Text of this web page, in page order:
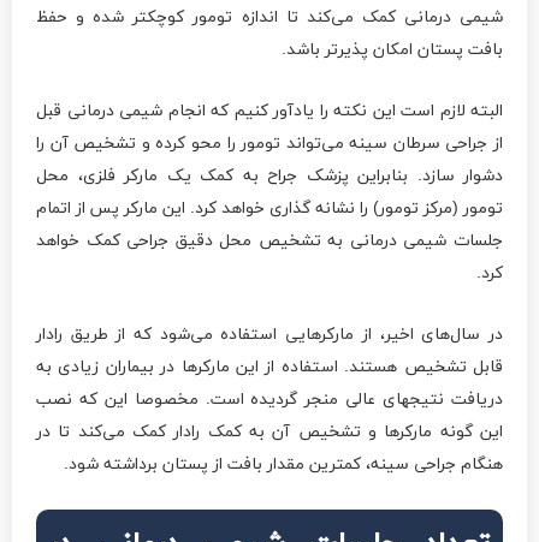
شیمی درمانی کمک می‌کند تا اندازه تومور کوچکتر شده و حفظ
بافت پستان امکان پذیرتر باشد.
البته لازم است این نکته را یادآور کنیم که انجام شیمی درمانی قبل
از جراحی سرطان سینه می‌تواند تومور را محو کرده و تشخیص آن را
دشوار سازد. بنابراین پزشک جراح به کمک یک مارکر فلزی، محل
تومور (مرکز تومور) را نشانه گذاری خواهد کرد. این مارکر پس از اتمام
جلسات شیمی درمانی به تشخیص محل دقیق جراحی کمک خواهد
کرد.
در سال‌های اخیر، از مارکرهایی استفاده می‌شود که از طریق رادار
قابل تشخیص هستند. استفاده از این مارکرها در بیماران زیادی به
دریافت نتیجه­ای عالی منجر گردیده است. مخصوصا این که نصب
این گونه مارکرها و تشخیص آن به کمک رادار کمک می‌کند تا در
هنگام جراحی سینه، کمترین مقدار بافت از پستان برداشته شود.